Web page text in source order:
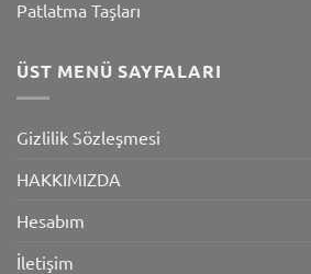
Patlatma Taşları
ÜST MENÜ SAYFALARI
Gizlilik Sözleşmesi
HAKKIMIZDA
Hesabım
İletişim